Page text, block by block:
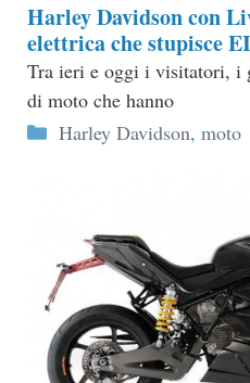
Harley Davidson con
elettrica che stupisce
Tra ieri e oggi i visitatori, i
di moto che hanno
Categorie
Harley Davidson, moto